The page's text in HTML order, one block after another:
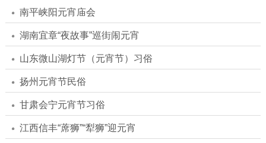
南平峡阳元宵庙会
湖南宜章“夜故事”巡街闹元宵
山东微山湖灯节（元宵节）习俗
扬州元宵节民俗
甘肃会宁元宵节习俗
江西信丰“蓆狮”“犁狮”迎元宵